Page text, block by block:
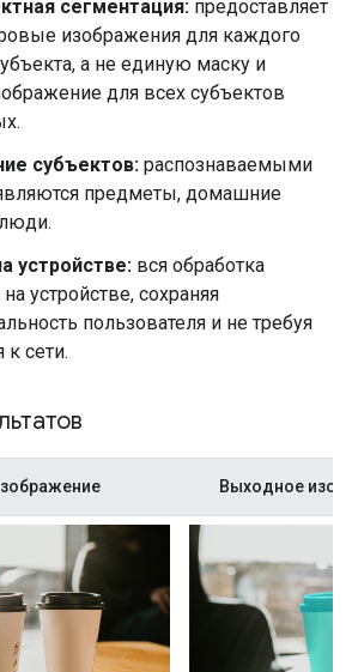
сегментация: предоставляет
изображения для каждого
а не единую маску и
для всех субъектов
субъектов: распознаваемыми
предметы, домашние
устройстве: вся обработка
устройстве, сохраняя
пользователя и не требуя
сети.
Выходное